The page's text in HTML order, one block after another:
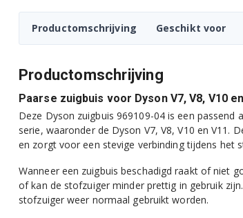
Productomschrijving Geschikt voor
Productomschrijving
Paarse zuigbuis voor Dyson V7, V8, V10
Deze Dyson zuigbuis 969109-04 is een
serie, waaronder de Dyson V7, V8, V10 en
en zorgt voor een stevige verbinding tijdens het
Wanneer een zuigbuis beschadigd raakt of niet
of kan de stofzuiger minder prettig in gebruik
stofzuiger weer normaal gebruikt worden.